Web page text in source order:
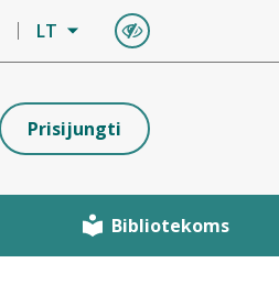
LT
Prisijungti
Bibliotekoms